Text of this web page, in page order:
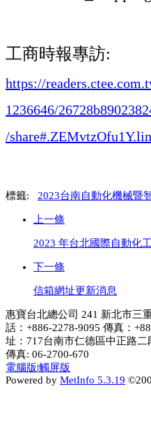
工商時報專訪:
https://
1236646/
/
標籤: 2023台南自動化機械暨
上一條
2023 年台北國際自動化
下一條
信箱網址更新消息
惠寶台北總公司 241 新北市三
話：+886-2278-9095 傳真：
址：717台南市仁德區中正路二
傳真: 06-2700-670
電腦版|觸屏版
Powered by MetInfo 5.3.19